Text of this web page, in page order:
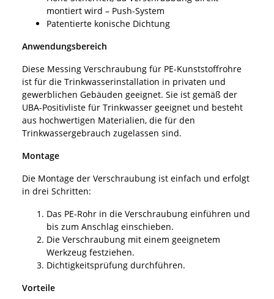
montiert wird – Push-System
Patentierte konische Dichtung
Anwendungsbereich
Diese Messing Verschraubung für PE-Kunststoffrohre
ist für die Trinkwasserinstallation in privaten und
gewerblichen Gebäuden geeignet. Sie ist gemäß der
UBA-Positivliste für Trinkwasser geeignet und besteht
aus hochwertigen Materialien, die für den
Trinkwassergebrauch zugelassen sind.
Montage
Die Montage der Verschraubung ist einfach und erfolgt
in drei Schritten:
Das PE-Rohr in die Verschraubung einführen und
bis zum Anschlag einschieben.
Die Verschraubung mit einem geeignetem
Werkzeug festziehen.
Dichtigkeitsprüfung durchführen.
Vorteile